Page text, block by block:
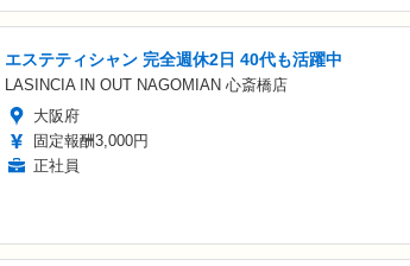
エステティシャン 完全週休2日 40代も活躍中
LASINCIA IN OUT NAGOMIAN 心斎橋店
大阪府
固定報酬3,000円
正社員